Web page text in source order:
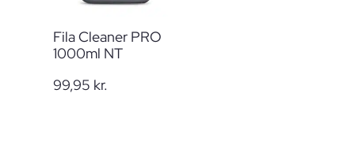
Fila Cleaner PRO
1000ml NT
99,95 kr.